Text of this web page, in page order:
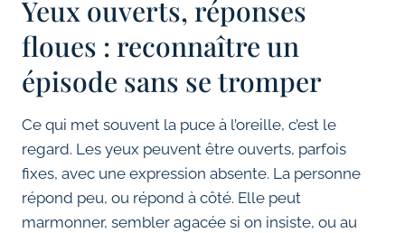
Yeux ouverts, réponses
floues : reconnaître un
épisode sans se tromper
Ce qui met souvent la puce à l’oreille, c’est le
regard. Les yeux peuvent être ouverts, parfois
fixes, avec une expression absente. La personne
répond peu, ou répond à côté. Elle peut
marmonner, sembler agacée si on insiste, ou au